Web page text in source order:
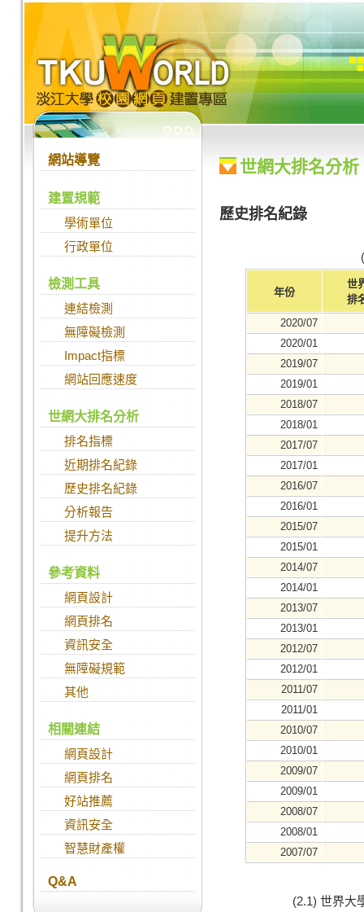
跳到主要內容
:::
網站導覽
建置規範
學術單位
行政單位
檢測工具
連結檢測
無障礙檢測
Impact指標
網站回應速度
世網大排名分析
排名指標
近期排名紀錄
歷史排名紀錄
分析報告
提升方法
參考資料
網頁設計
網頁排名
資訊安全
無障礙規範
其他
相關連結
網頁設計
網頁排名
好站推薦
資訊安全
智慧財產權
Q&A
世網大排名分析
歷史排名紀錄
年份
世
排
2020/07
2020/01
2019/07
2019/01
2018/07
2018/01
2017/07
2017/01
2016/07
2016/01
2015/07
2015/01
2014/07
2014/01
2013/07
2013/01
2012/07
2012/01
2011/07
2011/01
2010/07
2010/01
2009/07
2009/01
2008/07
2008/01
2007/07
(2.1) 世界大